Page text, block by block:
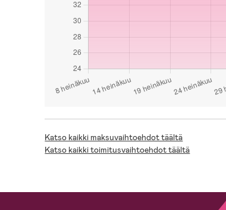
Katso kaikki maksuvaihtoehdot täältä
Katso kaikki toimitusvaihtoehdot täältä